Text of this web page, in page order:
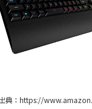
典：https://